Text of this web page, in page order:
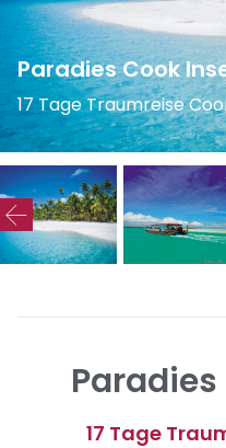
Paradies Cook
17 Tage Traumreise
17 Tage